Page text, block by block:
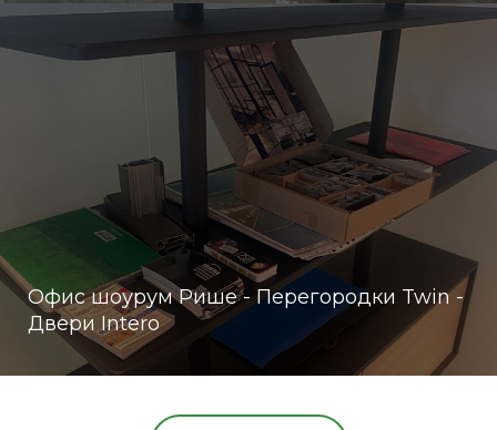
Офис шоурум Рише - Перегородки Twin -
Двери Intero